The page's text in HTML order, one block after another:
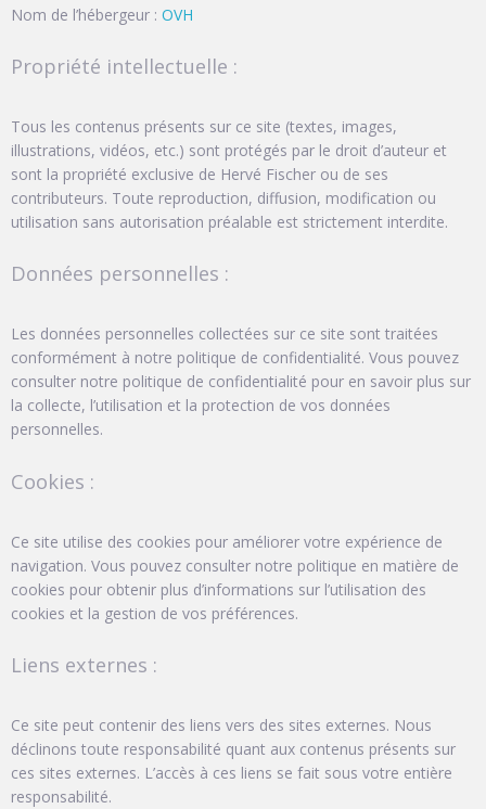
Nom de l’hébergeur : OVH
Propriété intellectuelle :
Tous les contenus présents sur ce site (textes, images,
illustrations, vidéos, etc.) sont protégés par le droit d’auteur et
sont la propriété exclusive de Hervé Fischer ou de ses
contributeurs. Toute reproduction, diffusion, modification ou
utilisation sans autorisation préalable est strictement interdite.
Données personnelles :
Les données personnelles collectées sur ce site sont traitées
conformément à notre politique de confidentialité. Vous pouvez
consulter notre politique de confidentialité pour en savoir plus sur
la collecte, l’utilisation et la protection de vos données
personnelles.
Cookies :
Ce site utilise des cookies pour améliorer votre expérience de
navigation. Vous pouvez consulter notre politique en matière de
cookies pour obtenir plus d’informations sur l’utilisation des
cookies et la gestion de vos préférences.
Liens externes :
Ce site peut contenir des liens vers des sites externes. Nous
déclinons toute responsabilité quant aux contenus présents sur
ces sites externes. L’accès à ces liens se fait sous votre entière
responsabilité.